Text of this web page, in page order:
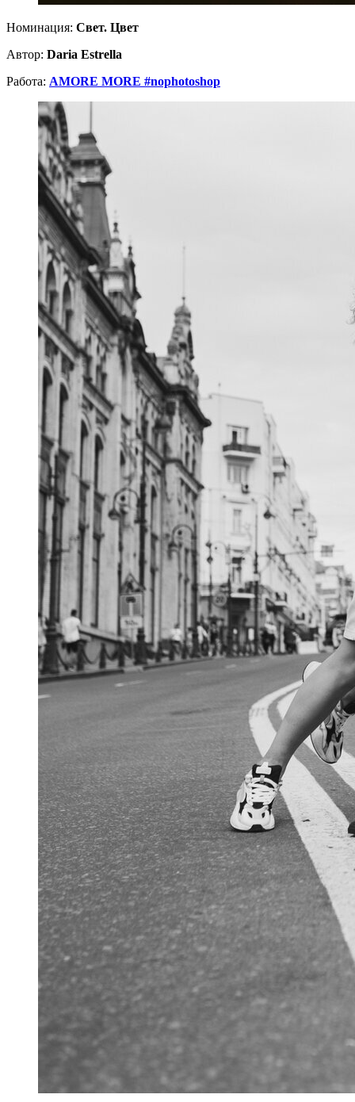
Номинация: Свет. Цвет
Автор: Daria Estrella
Работа: AMORE MORE #nophotoshop